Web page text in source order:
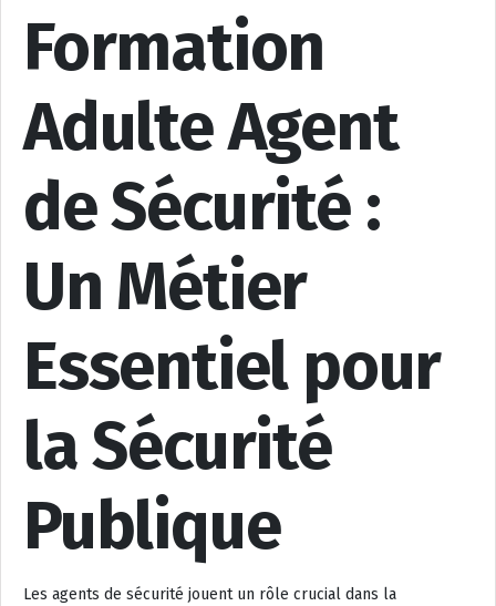
Formation
Adulte Agent
de Sécurité :
Un Métier
Essentiel pour
la Sécurité
Publique
Les agents de sécurité jouent un rôle crucial dans la